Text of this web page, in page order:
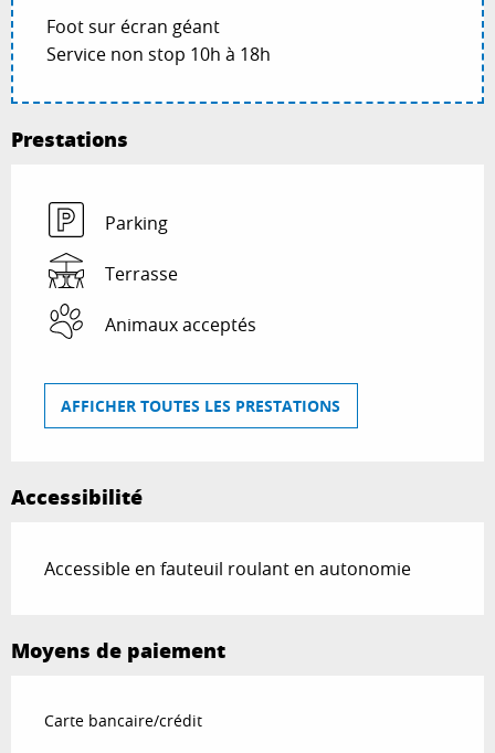
Foot sur écran géant
Service non stop 10h à 18h
Prestations
Parking
Terrasse
Animaux acceptés
AFFICHER TOUTES LES PRESTATIONS
Accessibilité
Accessible en fauteuil roulant en autonomie
Moyens de paiement
Carte bancaire/crédit